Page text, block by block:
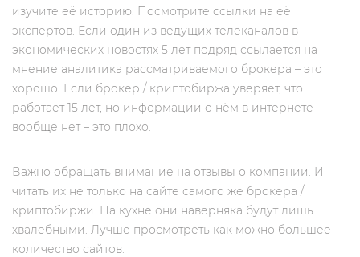
изучите её историю. Посмотрите ссылки на её
экспертов. Если один из ведущих телеканалов в
экономических новостях 5 лет подряд ссылается на
мнение аналитика рассматриваемого брокера – это
хорошо. Если брокер / криптобиржа уверяет, что
работает 15 лет, но информации о нём в интернете
вообще нет – это плохо.
Важно обращать внимание на отзывы о компании. И
читать их не только на сайте самого же брокера /
криптобиржи. На кухне они наверняка будут лишь
хвалебными. Лучше просмотреть как можно большее
количество сайтов.